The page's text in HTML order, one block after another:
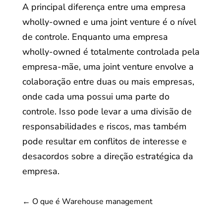
A principal diferença entre uma empresa
wholly-owned e uma joint venture é o nível
de controle. Enquanto uma empresa
wholly-owned é totalmente controlada pela
empresa-mãe, uma joint venture envolve a
colaboração entre duas ou mais empresas,
onde cada uma possui uma parte do
controle. Isso pode levar a uma divisão de
responsabilidades e riscos, mas também
pode resultar em conflitos de interesse e
desacordos sobre a direção estratégica da
empresa.
← O que é Warehouse management